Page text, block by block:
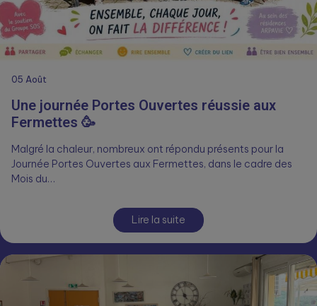
05 Août
Une journée Portes Ouvertes réussie aux
Fermettes 🥳
Malgré la chaleur, nombreux ont répondu présents pour la
Journée Portes Ouvertes aux Fermettes, dans le cadre des
Mois du…
Lire la suite